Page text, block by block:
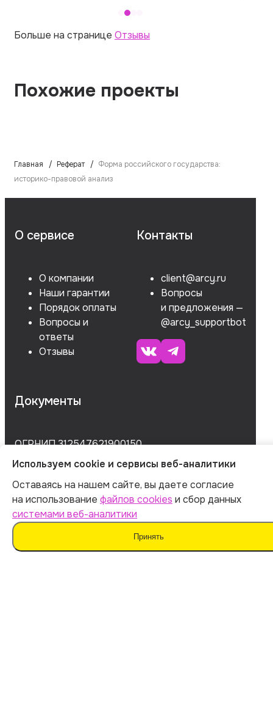
Больше на странице Отзывы
Похожие проекты
Главная Реферат
Форма российского государства:
историко-правовой анализ
О сервисе
О компании
Наши гарантии
Порядок оплаты
Вопросы и
ответы
Отзывы
Контакты
client@arcy.ru
Вопросы
и предложения —
@arcy_supportbot
Документы
ОГРНИП 312547621900150
ИНН 540535727161
Оферта
Политика обработки персональных данных
Согласие на обработку данных
Согласие на сбор данных
Используем cookie и сервисы веб-аналитики
Оставаясь на нашем сайте, вы даете согласие
на использование файлов cookies и сбор данных
системами веб-аналитики
Принять